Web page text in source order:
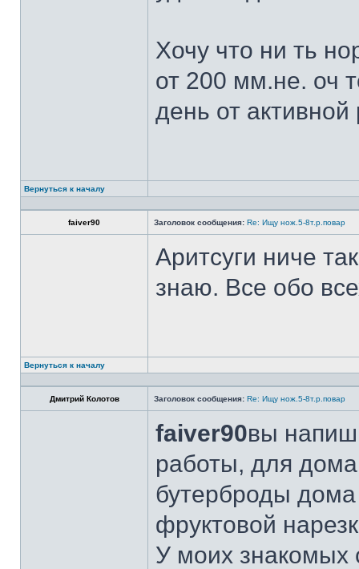
Хочу что ни ть
от 200 мм.не. оч
день от
Вернуться к началу
faiver90 Заголовок сообщения: Re: Ищу нож.5-8т.р.повар
Аритсуги ниче
знаю. Все обо
Вернуться к началу
Дмитрий Колотов Заголовок сообщения: Re: Ищу нож.5-8т.р.повар
faiver90вы
работы, для
бутерброды дома
фруктовой
У моих знакомых